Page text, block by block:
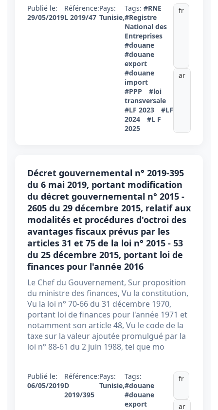
Publié le:
29/05/2019
Référence:
L 2019/47
Pays:
Tunisie,
Tags: #RNE
#Registre
National des
Entreprises
#douane
#douane
export
#douane
import
#PPP
#loi
transversale
#LF 2023
#LF
2024
#L F
2025
fr
ar
Décret gouvernemental n° 2019-395
du 6 mai 2019, portant modification
du décret gouvernemental n° 2015 -
2605 du 29 décembre 2015, relatif aux
modalités et procédures d'octroi des
avantages fiscaux prévus par les
articles 31 et 75 de la loi n° 2015 - 53
du 25 décembre 2015, portant loi de
finances pour l'année 2016
Le Chef du Gouvernement, Sur proposition
du ministre des finances, Vu la constitution,
Vu la loi n° 70-66 du 31 décembre 1970,
portant loi de finances pour l'année 1971 et
notamment son article 48, Vu le code de la
taxe sur la valeur ajoutée promulgué par la
loi n° 88-61 du 2 juin 1988, tel que mo
Publié le:
06/05/2019
Référence:
D
2019/395
Pays:
Tunisie,
Tags:
#douane
#douane
export
fr
ar